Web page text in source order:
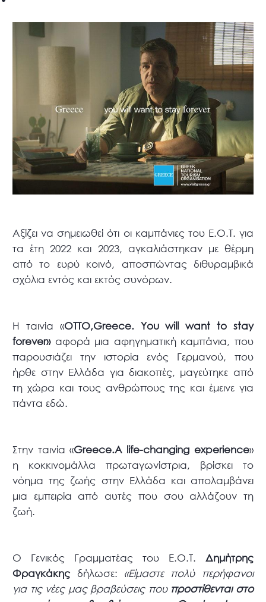
Αξίζει να σημειωθεί ότι οι καμπάνιες του Ε.Ο.Τ. για
τα έτη 2022 και 2023, αγκαλιάστηκαν με θέρμη
από το ευρύ κοινό, αποσπώντας διθυραμβικά
σχόλια εντός και εκτός συνόρων.
Η ταινία «ΟΤΤΟ,Greece. Youwillwantto stay
forever» αφορά μια αφηγηματική καμπάνια, που
παρουσιάζει την ιστορία ενός Γερμανού, που
ήρθε στην Ελλάδα για διακοπές, μαγεύτηκε από
τη χώρα και τους ανθρώπους της και έμεινε για
πάντα εδώ.
Στην ταινία «Greece.A life-changing experience»
η κοκκινομάλλα πρωταγωνίστρια, βρίσκει το
νόημα της ζωής στην Ελλάδα και απολαμβάνει
μια εμπειρία από αυτές που σου αλλάζουν τη
ζωή.
Ο Γενικός Γραμματέας του Ε.Ο.Τ. Δημήτρης
Φραγκάκης δήλωσε: «Είμαστε πολύ περήφανοι
για τις νέες μας βραβεύσεις που προστίθενται στο